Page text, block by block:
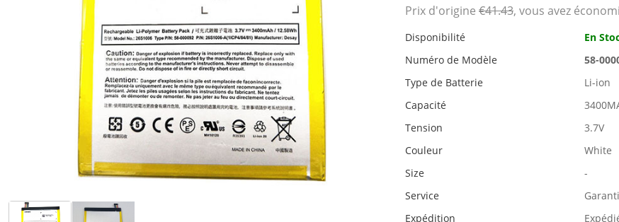
Prix ​​d'origine €41.43, vous avez
Disponibilité
En
Numéro de Modèle
58-
Type de Batterie
Li-ion
Capacité
Tension
3.7V
Couleur
White
Size
-
Service
Expédition